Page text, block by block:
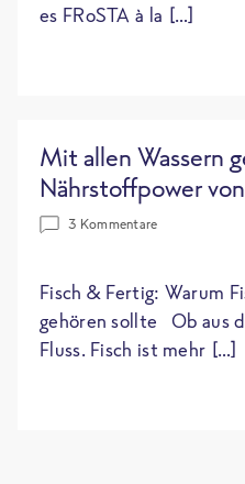
es FRoSTA à la […]
Mit allen Wassern
Nährstoffpower
3 Kommentare
Fisch & Fertig: Warum
gehören sollte Ob aus
Fluss. Fisch ist mehr […]